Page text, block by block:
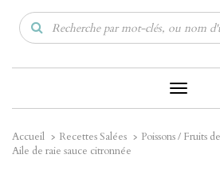
Toggle
Accueil Recettes Salées
Poissons / Fruits
Aile de raie sauce citronnée